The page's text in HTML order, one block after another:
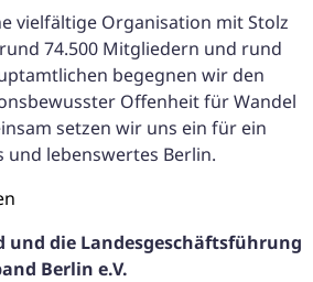
vielfältige Organisation mit Stolz
74.500 Mitgliedern und rund
begegnen wir den
Offenheit für Wandel
setzen wir uns ein für ein
und lebenswertes Berlin.
und die Landesgeschäftsführung
Berlin e.V.